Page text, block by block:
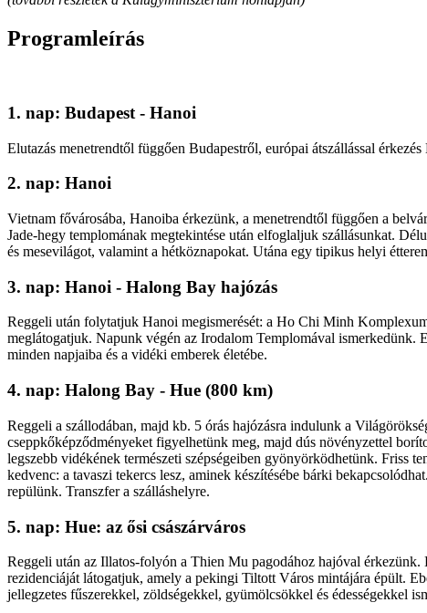
Programleírás
1. nap: Budapest - Hanoi
Elutazás menetrendtől függően Budapestről, európai átszállással érkezés
2. nap: Hanoi
Vietnam fővárosába, Hanoiba érkezünk, a menetrendtől függően a
Jade-hegy templomának megtekintése után elfoglaljuk szállásunkat.
és mesevilágot, valamint a hétköznapokat. Utána egy tipikus helyi
3. nap: Hanoi - Halong Bay hajózás
Reggeli után folytatjuk Hanoi megismerését: a Ho Chi Minh
meglátogatjuk. Napunk végén az Irodalom Templomával ismerkedünk.
minden napjaiba és a vidéki emberek életébe.
4. nap: Halong Bay - Hue (800 km)
Reggeli a szállodában, majd kb. 5 órás hajózásra indulunk a
cseppkőképződményeket figyelhetünk meg, majd dús növényzettel
legszebb vidékének természeti szépségeiben gyönyörködhetünk. Friss
kedvenc: a tavaszi tekercs lesz, aminek készítésébe bárki
repülünk. Transzfer a szálláshelyre.
5. nap: Hue: az ősi császárváros
Reggeli után az Illatos-folyón a Thien Mu pagodához hajóval
rezidenciáját látogatjuk, amely a pekingi Tiltott Város mintájára épült.
jellegzetes fűszerekkel, zöldségekkel, gyümölcsökkel és édességekkel